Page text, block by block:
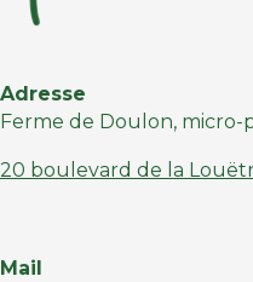
Adresse
Ferme de Doulon, micro-
20 boulevard de la
Mail